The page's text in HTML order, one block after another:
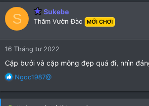
c
t
i
o
n
s
S Sukebe
Thăm Vườn Đào MỚI CHƠI
16 Tháng tư 2022
Cặp bưởi và cặp mông đẹp quá đi, nhìn
R
Ngoc1987@